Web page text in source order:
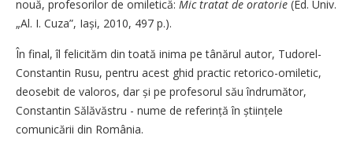
nouă, profesorilor de omiletică: Mic tratat de oratorie (Ed. Univ.
„Al. I. Cuza”, Iași, 2010, 497 p.).
În final, îl felicităm din toată inima pe tânărul autor, Tudorel-
Constantin Rusu, pentru acest ghid practic retorico-omiletic,
deosebit de valoros, dar și pe profesorul său îndrumător,
Constantin Sălăvăstru - nume de referință în științele
comunicării din România.